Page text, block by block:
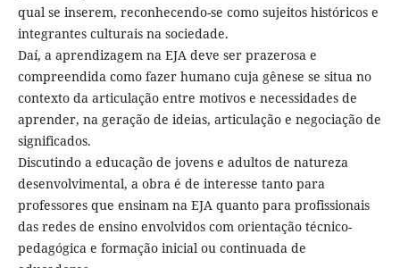
qual se inserem, reconhecendo-se como sujeitos históricos e
integrantes culturais na sociedade.
Daí, a aprendizagem na EJA deve ser prazerosa e
compreendida como fazer humano cuja gênese se situa no
contexto da articulação entre motivos e necessidades de
aprender, na geração de ideias, articulação e negociação de
significados.
Discutindo a educação de jovens e adultos de natureza
desenvolvimental, a obra é de interesse tanto para
professores que ensinam na EJA quanto para profissionais
das redes de ensino envolvidos com orientação técnico-
pedagógica e formação inicial ou continuada de